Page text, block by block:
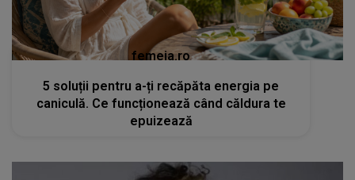
femeia.ro
5 soluții pentru a-ți recăpăta energia pe
caniculă. Ce funcționează când căldura te
epuizează